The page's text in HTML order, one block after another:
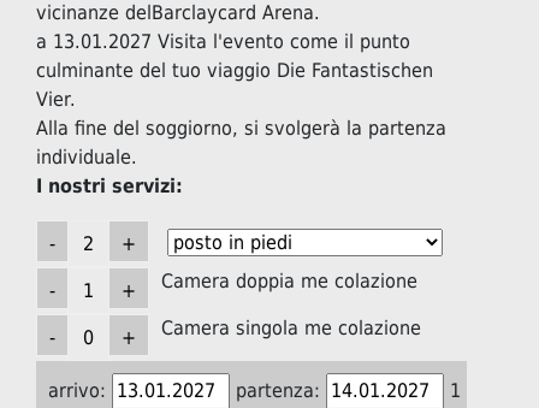
vicinanze delBarclaycard Arena.
a 13.01.2027 Visita l'evento come il punto
culminante del tuo viaggio Die Fantastischen
Vier.
Alla fine del soggiorno, si svolgerà la partenza
individuale.
I nostri servizi:
Camera doppia me colazione
Camera singola me colazione
arrivo: partenza:
1